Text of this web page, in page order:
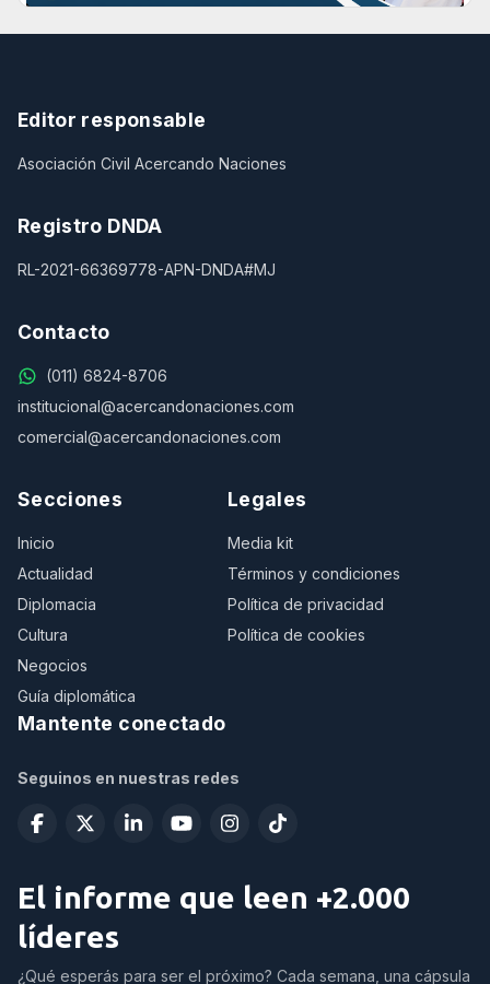
Editor responsable
Asociación Civil Acercando Naciones
Registro DNDA
RL-2021-66369778-APN-DNDA#MJ
Contacto
(011) 6824-8706
institucional@acercandonaciones.com
comercial@acercandonaciones.com
Secciones
Inicio
Actualidad
Diplomacia
Cultura
Negocios
Guía diplomática
Legales
Media kit
Términos y condiciones
Política de privacidad
Política de cookies
Mantente conectado
Seguinos en nuestras redes
El informe que leen +2.000
líderes
¿Qué esperás para ser el próximo? Cada semana, una cápsula